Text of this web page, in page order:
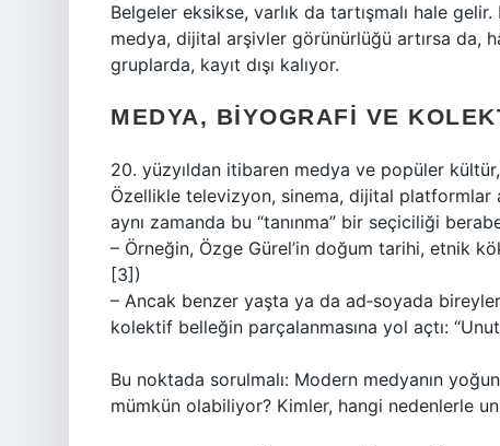
Belgeler eksikse, varlık da tartışmalı hale gelir.
medya, dijital arşivler görünürlüğü artırsa da,
gruplarda, kayıt dışı kalıyor.
MEDYA, BIYOGRAFI VE
20. yüzyıldan itibaren medya ve popüler
Özellikle televizyon, sinema, dijital platformlar
aynı zamanda bu “tanınma” bir seçiciliği
– Örneğin, Özge Gürel’in doğum tarihi, etnik
[3])
– Ancak benzer yaşta ya da ad‑soyada
kolektif belleğin parçalanmasına yol açtı:
Bu noktada sorulmalı: Modern medyanın
mümkün olabiliyor? Kimler, hangi nedenlerle